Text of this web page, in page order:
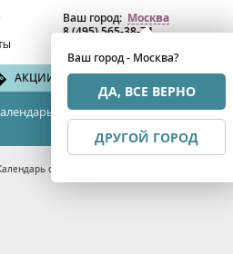
Ваш город: Москва
Ваш город - Москва?
ДА, ВСЕ ВЕРНО
ДРУГОЙ ГОРОД
8 (495) 565-38-74
(бесплатный
АКЦИИ И СКИДКИ БРЕНДЫ
семинаров
семинаров